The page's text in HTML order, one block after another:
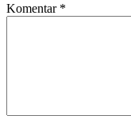
Komentar *